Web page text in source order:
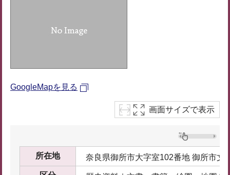
GoogleMapを見る
画面サイズで表示
所在地 奈良県御所市大字室102番地 御所市文